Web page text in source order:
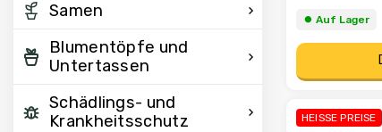
Samen
Blumentöpfe und
Untertassen
Schädlings- und
Krankheitsschutz
⏺︎ Auf Lager
HEISSE PREISE